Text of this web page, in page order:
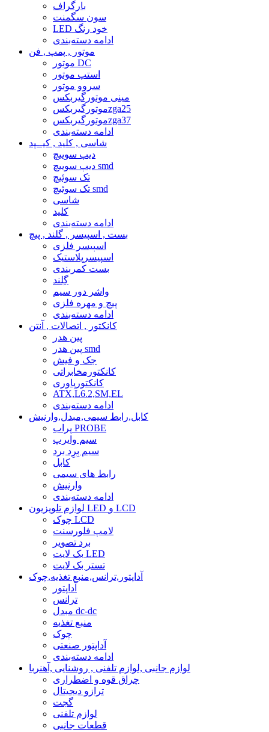
بارگراف
سون سگمنت
LED خود رنگ
ادامه دسته‌بندی
موتور , پمپ , فن
موتور DC
استپ موتور
سروو موتور
مینی موتورگیربکس
موتورگیربکسzga25
موتورگیربکسzga37
ادامه دسته‌بندی
شاسی , کلید , کیــپد
دیپ سوییچ
دیپ سوییچ smd
تک سوئیچ
تک سوئیچ smd
شاسی
کلید
ادامه دسته‌بندی
بست , اسپیسر , گلند , پیچ
اسپیسر فلزی
اسپیسرپلاستیک
بست کمربندی
گِلند
واشر دور سیم
پیچ و مهره فلزی
ادامه دسته‌بندی
کانکتور , اتصالات , آنتن
پین هدر
پین هدر smd
جک و فیش
کانکتورمخابراتی
کانکتورپاوری
ATX,L6.2,SM,EL
ادامه دسته‌بندی
کابل,رابط سیمی,مبدل,وارنیش
پراب PROBE
سیم وایرپ
سیم بِرِد برد
کابل
رابط های سیمی
وارنیش
ادامه دسته‌بندی
لوازم تلویزیون LED و LCD
چوک LCD
لامپ فلورسنت
برد تصویر
بک لایت LED
تستر بک لایت
آداپتور,ترانس,منبع تغذیه,چوک
آداپتور
ترانس
مبدل dc-dc
منبع تغذیه
چوک
آداپتور صنعتی
ادامه دسته‌بندی
لوازم جانبی ,لوازم تلفنی , روشنایی ,آهنربا
چراق قوه و اضطراری
ترازو دیجیتال
گجت
لوازم تلفنی
قطعات جانبی